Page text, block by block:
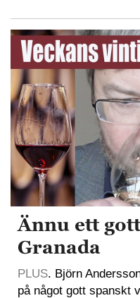
Ännu ett
Granada
PLUS. Björn
på något gott spanskt